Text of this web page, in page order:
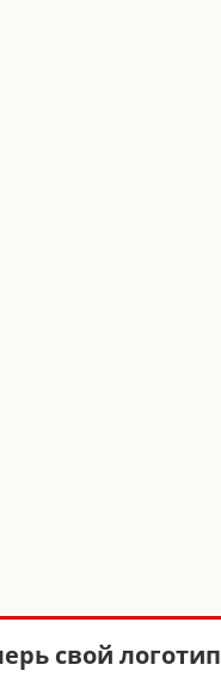
свой логотип